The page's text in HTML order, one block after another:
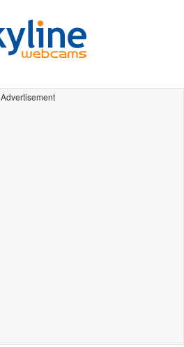
Advertisement